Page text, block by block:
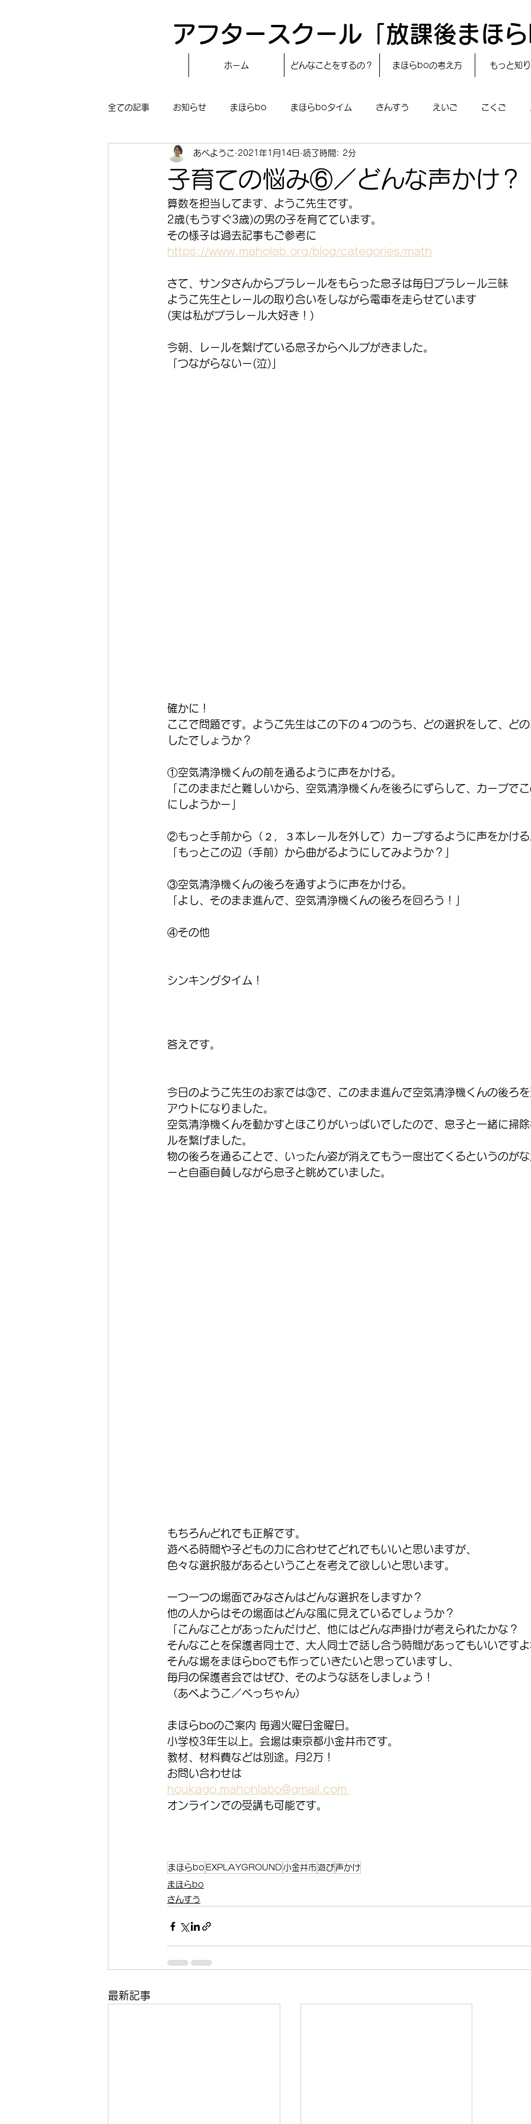
アフタースクール「放課後まほ
ホーム どんなことをするの？ まほらboの考え方 もっと知
全ての記事 お知らせ まほらbo まほらboタイム さんすう えいご こくご
〝自分で作る〟もぐもぐタイム レシピ 24節気
まほらboの学習／仕事 まほらboのあそび まほらboの催し／行事
冒険まほらbo
子育ての悩み⑥／どんな声かけ？
あべようこ 2021年1月14日 読了時間: 2分
算数を担当してます、ようこ先生です。
2歳(もうすぐ3歳)の男の子を育てています。
その様子は過去記事もご参考に
https://www.maholab.org/blog/categories/math
さて、サンタさんからプラレールをもらった息子は毎日プラレール三昧
ようこ先生とレールの取り合いをしながら電車を走らせています
(実は私がプラレール大好き！)
今朝、レールを繋げている息子からヘルプがきました。
「つながらないー(泣)」
確かに！
ここで問題です。ようこ先生はこの下の４つのうち、どの選択をして、ど
したでしょうか？
①空気清浄機くんの前を通るように声をかける。
「このままだと難しいから、空気清浄機くんを後ろにずらして、カーブで
にしようかー」
②もっと手前から（２，３本レールを外して）カーブするように声をかけ
「もっとこの辺（手前）から曲がるようにしてみようか？」
③空気清浄機くんの後ろを通すように声をかける。
「よし、そのまま進んで、空気清浄機くんの後ろを回ろう！」
④その他
シンキングタイム！
答えです。
今日のようこ先生のお家では③で、このまま進んで空気清浄機くんの後ろ
アウトになりました。
空気清浄機くんを動かすとほこりがいっぱいでしたので、息子と一緒に掃
ルを繋げました。
物の後ろを通ることで、いったん姿が消えてもう一度出てくるというのが
ーと自画自賛しながら息子と眺めていました。
もちろんどれでも正解です。
遊べる時間や子どもの力に合わせてどれでもいいと思いますが、
色々な選択肢があるということを考えて欲しいと思います。
一つ一つの場面でみなさんはどんな選択をしますか？
他の人からはその場面はどんな風に見えているでしょうか？
「こんなことがあったんだけど、他にはどんな声掛けが考えられたかな？
そんなことを保護者同士で、大人同士で話し合う時間があってもいいです
そんな場をまほらboでも作っていきたいと思っていますし、
毎月の保護者会ではぜひ、そのような話をしましょう！
（あべようこ／べっちゃん）
まほらboのご案内 毎週火曜日金曜日。
小学校3年生以上。会場は東京都小金井市です。
教材、材料費などは別途。月2万！
お問い合わせは
houkago.mahohlabo@gmail.com
オンラインでの受講も可能です。
まほらbo EXPLAYGROUND 小金井市 遊び 声かけ
まほらbo
さんすう
最新記事